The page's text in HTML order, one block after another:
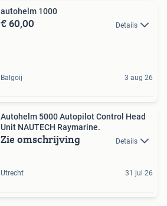
autohelm 1000
€ 60,00 Details
Balgoij 3 aug 26
Autohelm 5000 Autopilot Control Head
Unit NAUTECH Raymarine.
Zie omschrijving Details
Utrecht 31 jul 26